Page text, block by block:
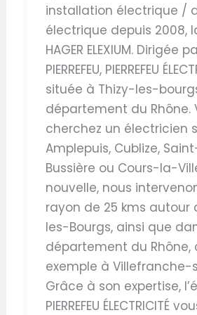
installation électrique /
électrique depuis 2008,
HAGER ELEXIUM. Dirigée
PIERREFEU, PIERREFEU
située à Thizy-les-
département du Rhône.
cherchez un électricien
Amplepuis, Cublize,
Bussière ou Cours-la-
nouvelle, nous
rayon de 25 kms autour
les-Bourgs, ainsi que
département du
exemple à Villefranche-
Grâce à son expertise,
PIERREFEU ÉLECTRICITÉ